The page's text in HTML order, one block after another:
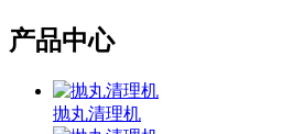
产品中心
抛丸清理机